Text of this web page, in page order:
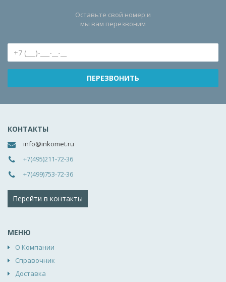
Оставьте свой номер и
мы вам перезвоним
КОНТАКТЫ
info@inkomet.ru
+7(495)211-72-36
+7(499)753-72-36
Перейти в контакты
МЕНЮ
О Компании
Справочник
Доставка